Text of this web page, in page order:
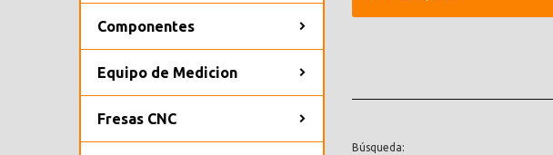
Componentes
Equipo de Medicion
Fresas CNC
Búsqueda: